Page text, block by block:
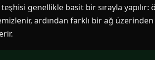
genellikle basit bir sırayla
ardından farklı bir ağ